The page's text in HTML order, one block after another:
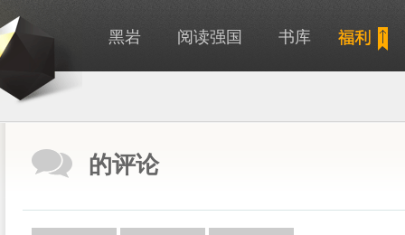
黑岩 阅读强国 书库
的评论